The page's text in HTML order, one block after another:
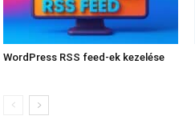
WordPress RSS feed-ek kezelése